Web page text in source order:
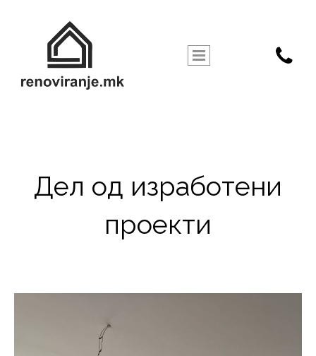

Дел од изработени
проекти